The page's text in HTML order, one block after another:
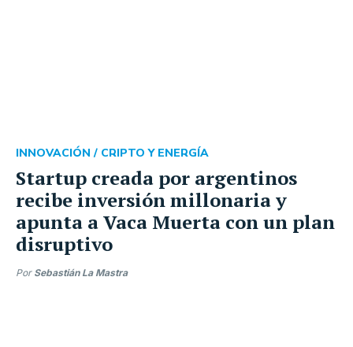
Startup creada por argentinos
recibe inversión millonaria y
apunta a Vaca Muerta con un plan
disruptivo
INNOVACIÓN / CRIPTO Y ENERGÍA
Por Sebastián La Mastra